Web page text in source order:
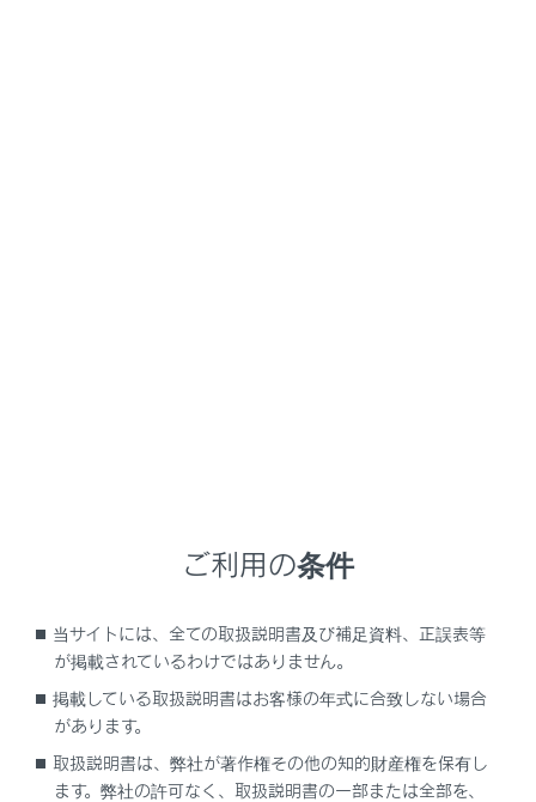
マイク
ステアリングスイッチ
オーディオを操作する
音声操作システムを使用する
電話をかける
ご利用の条件
当サイトには、全ての取扱説明書及び補足資料、正誤表等
が掲載されているわけではありません。
掲載している取扱説明書はお客様の年式に合致しない場合
があります。
取扱説明書は、弊社が著作権その他の知的財産権を保有し
ます。弊社の許可なく、取扱説明書の一部または全部を、